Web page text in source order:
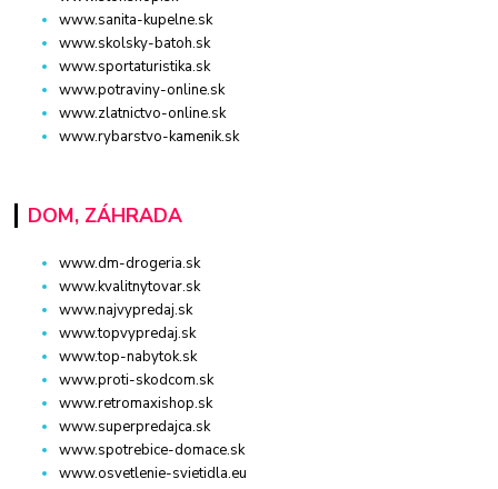
www.sanita-kupelne.sk
www.skolsky-batoh.sk
www.sportaturistika.sk
www.potraviny-online.sk
www.zlatnictvo-online.sk
www.rybarstvo-kamenik.sk
DOM, ZÁHRADA
www.dm-drogeria.sk
www.kvalitnytovar.sk
www.najvypredaj.sk
www.topvypredaj.sk
www.top-nabytok.sk
www.proti-skodcom.sk
www.retromaxishop.sk
www.superpredajca.sk
www.spotrebice-domace.sk
www.osvetlenie-svietidla.eu